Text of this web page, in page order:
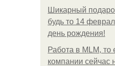
Шикарный
будь то 14
день рождения!
Работа в MLM, то
компании сейчас